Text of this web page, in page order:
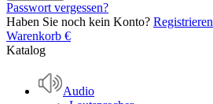
Passwort vergessen?
Haben Sie noch kein Konto? Registrieren
Warenkorb €
Katalog
Audio